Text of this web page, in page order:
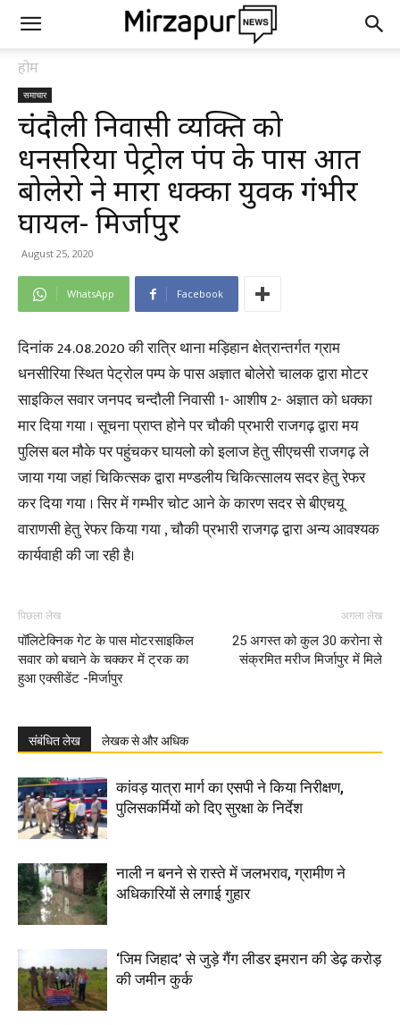
होम
समाचार
चंदौली निवासी व्यक्ति को
धनसरिया पेट्रोल पंप के पास अज्ञात
बोलेरो ने मारा धक्का युवक गंभीर
घायल- मिर्जापुर
August 25, 2020
WhatsApp Facebook
दिनांक 24.08.2020 की रात्रि थाना मड़िहान क्षेत्रान्तर्गत ग्राम
धनसीरिया स्थित पेट्रोल पम्प के पास अज्ञात बोलेरो चालक द्वारा मोटर
साइकिल सवार जनपद चन्दौली निवासी 1- आशीष 2- अज्ञात को धक्का
मार दिया गया । सूचना प्राप्त होने पर चौकी प्रभारी राजगढ़ द्वारा मय
पुलिस बल मौके पर पहुंचकर घायलो को इलाज हेतु सीएचसी राजगढ़ ले
जाया गया जहां चिकित्सक द्वारा मण्डलीय चिकित्सालय सदर हेतु रेफर
कर दिया गया । सिर में गम्भीर चोट आने के कारण सदर से बीएचयू
वाराणसी हेतु रेफर किया गया , चौकी प्रभारी राजगढ़ द्वारा अन्य आवश्यक
कार्यवाही की जा रही है।
पिछला लेख
पॉलिटेक्निक गेट के पास मोटरसाइकिल
सवार को बचाने के चक्कर में ट्रक का
हुआ एक्सीडेंट -मिर्जापुर
अगला लेख
25 अगस्त को कुल 30 करोना से
संक्रमित मरीज मिर्जापुर में मिले
संबंधित लेख लेखक से और अधिक
कांवड़ यात्रा मार्ग का एसपी ने किया निरीक्षण,
पुलिसकर्मियों को दिए सुरक्षा के निर्देश
नाली न बनने से रास्ते में जलभराव, ग्रामीण ने
अधिकारियों से लगाई गुहार
‘जिम जिहाद’ से जुड़े गैंग लीडर इमरान की डेढ़ करोड़
की जमीन कुर्क